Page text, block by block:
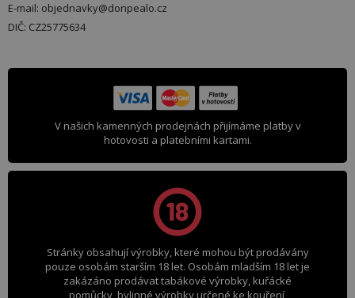
E-mail: objednavky@donpealo.cz
DIČ: CZ25775634
V našich kamenných prodejnách přijímáme platby v
hotovosti a platebními kartami.
Stránky obsahují výrobky, které mohou být prodávány
pouze osobám starším 18 let. Osobám mladším 18 let je
zakázáno prodávat tabákové výrobky, kuřácké
pomůcky, bylinné výrobky určené ke kouření,